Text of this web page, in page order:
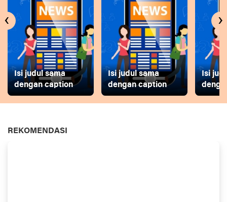
Isi judul sama
dengan caption
Isi judul sama
dengan caption
Isi
‹ ›
REKOMENDASI